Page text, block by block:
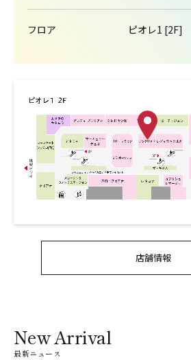
フロア ピオレ1 [2F]
店舗情報
New Arrival
最新ニュース